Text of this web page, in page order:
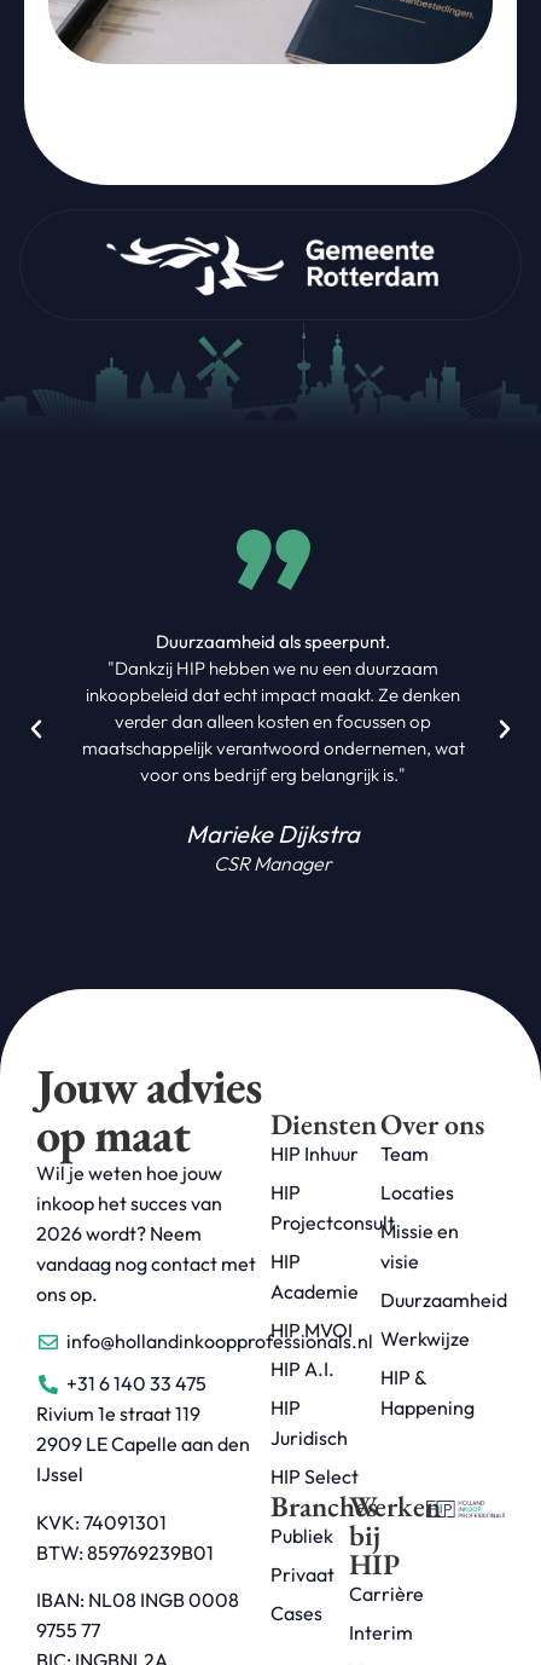
Duurzaamheid als speerpunt.
"Dankzij HIP hebben we nu een duurzaam
inkoopbeleid dat echt impact maakt. Ze denken
verder dan alleen kosten en focussen op
maatschappelijk verantwoord ondernemen, wat
voor ons bedrijf erg belangrijk is."
Marieke Dijkstra
CSR Manager
Jouw advies
op maat
Wil je weten hoe jouw
inkoop het succes van
2026 wordt? Neem
vandaag nog contact met
ons op.
info@hollandinkoopprofessionals.nl
+31 6 140 33 475
Rivium 1e straat 119
2909 LE Capelle aan den
IJssel
KVK: 74091301
BTW: 859769239B01
IBAN: NL08 INGB 0008
9755 77
Diensten
HIP Inhuur
HIP
Projectconsult
HIP
Academie
HIP MVOI
HIP A.I.
HIP
Juridisch
HIP Select
Over ons
Team
Locaties
Missie en
visie
Duurzaamheid
Werkwijze
HIP &
Happening
Branches
Publiek
Privaat
Cases
Werken
bij
HIP
Carrière
Interim